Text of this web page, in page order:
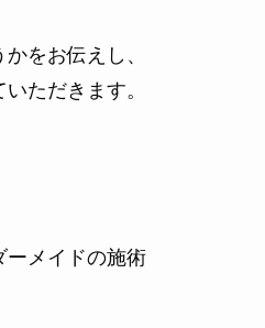
をお伝えし、
ただきます。
ーメイドの施術